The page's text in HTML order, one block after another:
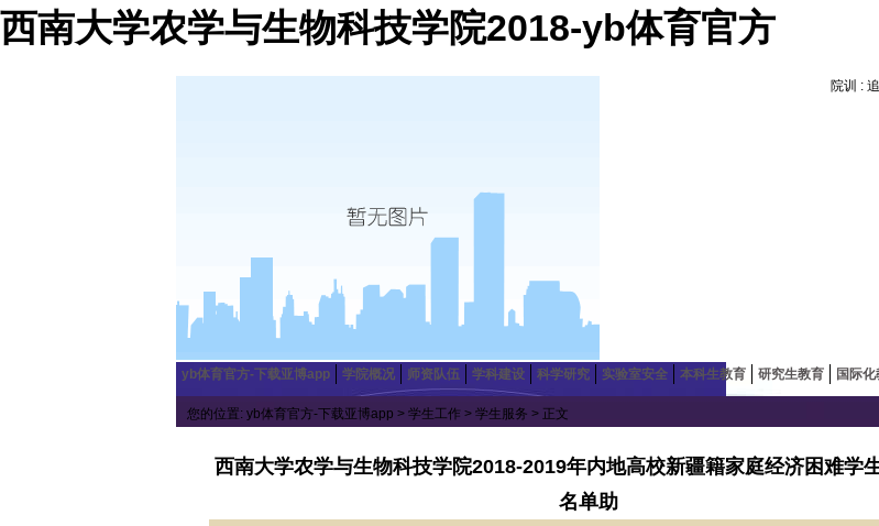
西南大学农学与生物科技学院2018-yb体育官方
院训 :
yb体育官方-下载亚博app 学院概况 师资队伍 学科建设 科学研究 实验室安全 本科生教育 研究生教育 国际
您的位置: yb体育官方-下载亚博app > 学生工作 > 学生服务 > 正文
西南大学农学与生物科技学院2018-2019年内地高校新疆籍家庭经济困难学
名单助